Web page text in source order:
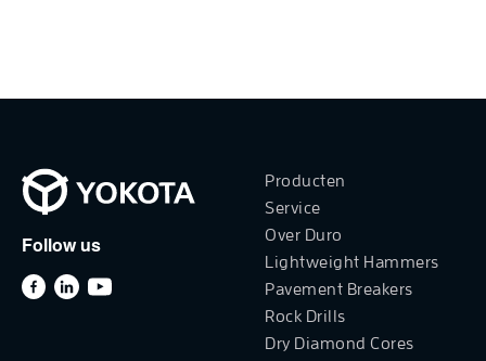
Follow us
Producten
Service
Over Duro
Lightweight Hammers
Pavement Breakers
Rock Drills
Dry Diamond Cores